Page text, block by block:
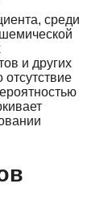
среди
и других